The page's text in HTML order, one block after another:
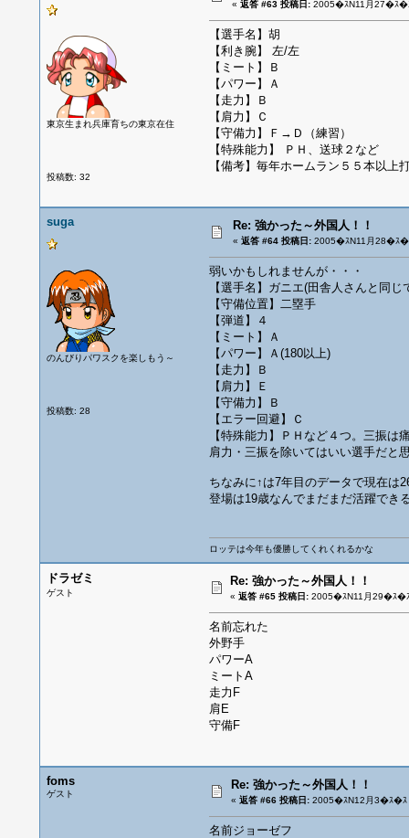
東京生まれ兵庫育ちの東京在住
投稿数: 32
« 返答 #63 投稿日:2005�ｽN11月27�ｽ
【選手名】胡
【利き腕】 左/左
【ミート】Ｂ
【パワー】Ａ
【走力】Ｂ
【肩力】Ｃ
【守備力】Ｆ→Ｄ（練習）
【特殊能力】 ＰＨ、送球２など
【備考】毎年ホームラン５５本以上
suga
のんびりパワスクを楽しもう～
投稿数: 28
Re: 強かった～外国人！！
« 返答 #64 投稿日:2005�ｽN11月28�ｽ
弱いかもしれませんが・・・
【選手名】ガニエ(田舎人さんと同じ
【守備位置】二塁手
【弾道】４
【ミート】Ａ
【パワー】Ａ(180以上)
【走力】Ｂ
【肩力】Ｅ
【守備力】Ｂ
【エラー回避】Ｃ
【特殊能力】ＰＨなど４つ。三振は
肩力・三振を除いてはいい選手だと
ちなみに↑は7年目のデータで現在は
登場は19歳なんでまだまだ活躍でき
ロッテは今年も優勝してくれくれるかな
ドラゼミ
ゲスト
Re: 強かった～外国人！！
« 返答 #65 投稿日:2005�ｽN11月29�ｽ�
名前忘れた
外野手
パワーA
ミートA
走力F
肩E
守備F
foms
ゲスト
Re: 強かった～外国人！！
« 返答 #66 投稿日:2005�ｽN12月3�ｽ�
名前ジョーゼフ